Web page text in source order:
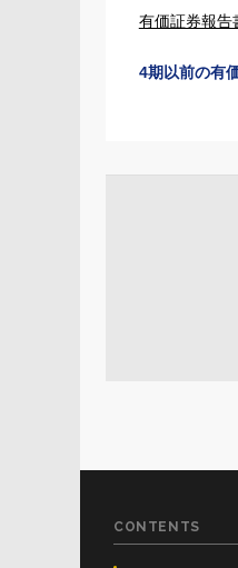
有価証券報告
4期以前の有
CONTENTS